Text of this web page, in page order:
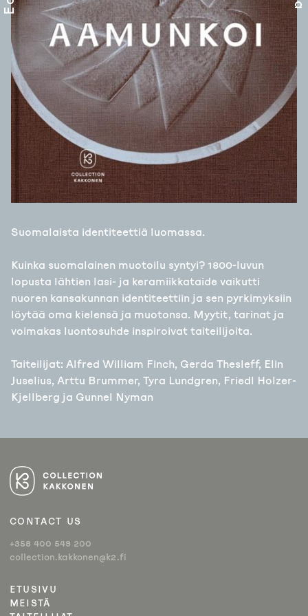
Suomalaista identiteettiä luomassa.
Kuinka suomalainen muotoilu syntyi? 1800-luvun
lopusta lähtien lasi- ja keramiikkataide vaikutti
nuoren kansakunnan identiteettiin ja sen pyrkimyksiin
löytää oma kielensä ja muotonsa. Myytit, tarinat ja
voimakas luontosuhde inspiroivat taiteilijoita.
Taiteilijat: Alfred William Finch, Gerda Thesleff, Elin
Juselius, Arttu Brummer, Tyra Lundgren, Friedl Holzer-
Kjellberg ja Gunnel Nyman
ARTIKKELIEN
ETUSIVU
MEISTÄ
CONTACT US
+358 400 549 200
collection.kakkonen@k2.fi